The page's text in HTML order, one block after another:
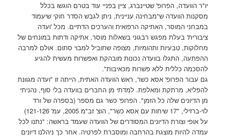
יו"ר הוועדה, הפרופ' שטיינברג, ציין בפניי עוד בטרם הוגשו בכלל
מסקנות הוועדה ש"מבחינה עניינית, ניתן לגבש הסדר חוקי שיעמוד
במבחני המוסר, האתיקה הרפואית והערכים הדתיים. מכל 'ועדה
ציבורית' בעלת מפגש רבגוני בשאלות מוסר, אתיקה ודתות במונחים של
מחלוקות, טבעיות ותהומיות, מצופה שתוביל למבוי סתום. אולם למרבה
ההפתעה, התגלו בוועדה נכונות מובהקת ואפשרות מעשית להגיע
להסכמה כללית ללא פשרות מכאיבות".
גם עבור הפרופ' אסא כשר, ראש הוועדה האתית, הייתה זו "ועדה מגוונת
להפליא, מרתקת ומאלפת. למדתי מן החברים בוועדה בלי סוף, נהניתי
מן הדיונים שלה כל הזמן". הפרופ' כשר גם מספר (בספרה של ורד
לוי-ברזילי, "17 שיחות עם אסא כשר", הוצ' זב"מ 2005, עמ' 121-126)
על אופי וצורת הדיונים המסודרים של הוועדה שעמד בראשה: "נתנו לכל
עמדה להיות מוצגת בהרחבה ומוסברת לפרטיה. אחר כך ניהלנו דיונים